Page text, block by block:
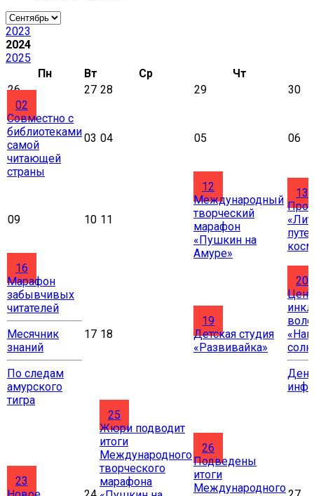
2023
2024
2025
Пн
Вт Ср
Чт
26
27 28 29
30
02
Совместно с
библиотеками
самой
читающей
страны
03 04 05 06
09 10 11
12
Международный
творческий
марафон
«Пушкин на
Амуре»
13
16
Марафон
забывчивых
читателей
Месячник
знаний
По следам
амурского
тигра
17 18
19
Детская студия
«Развивайка»
20
23
25
Жюри подводит
итоги
Международного
творческого
марафона
26
Подведены
итоги
Международного